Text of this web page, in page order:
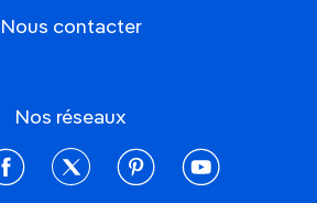
Nous contacter
Nos réseaux
twitter pinterestyoutube